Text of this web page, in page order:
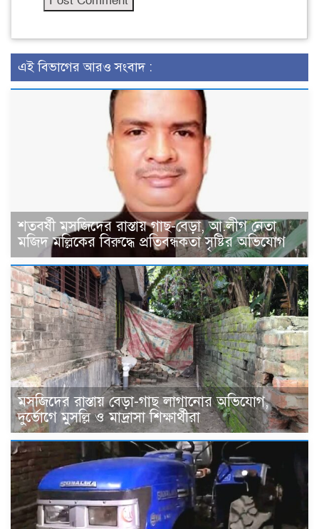
এই বিভাগের আরও সংবাদ :
শতবর্ষী মসজিদের রাস্তায় গাছ-বেড়া, আ.লীগ নেতা
মজিদ মল্লিকের বিরুদ্ধে প্রতিবন্ধকতা সৃষ্টির অভিযোগ
মসজিদের রাস্তায় বেড়া-গাছ লাগানোর অভিযোগ,
দুর্ভোগে মুসল্লি ও মাদ্রাসা শিক্ষার্থীরা